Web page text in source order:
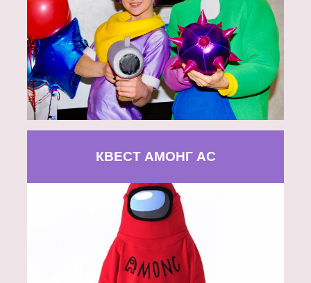
КВЕСТ АМОНГ АС